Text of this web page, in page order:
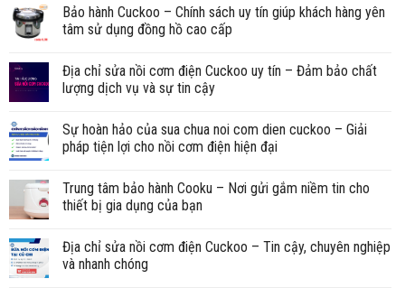
Bảo hành Cuckoo – Chính sách uy tín giúp khách hàng yên
tâm sử dụng đồng hồ cao cấp
Địa chỉ sửa nồi cơm điện Cuckoo uy tín – Đảm bảo chất
lượng dịch vụ và sự tin cậy
Sự hoàn hảo của sua chua noi com dien cuckoo – Giải
pháp tiện lợi cho nồi cơm điện hiện đại
Trung tâm bảo hành Cooku – Nơi gửi gắm niềm tin cho
thiết bị gia dụng của bạn
Địa chỉ sửa nồi cơm điện Cuckoo – Tin cậy, chuyên nghiệp
và nhanh chóng